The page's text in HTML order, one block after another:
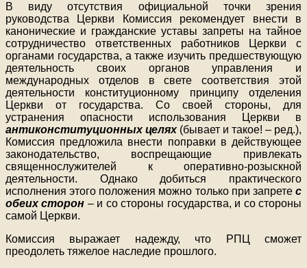
В виду отсутствия официальной точки зрения
руководства Церкви Комиссия рекомендует внести в
канонические и гражданские уставы запреты на тайное
сотрудничество ответственных работников Церкви с
органами государства, а также изучить предшествующую
деятельность своих органов управления и
международных отделов в свете соответствия этой
деятельности конституционному принципу отделения
Церкви от государства. Со своей стороны, для
устранения опасности использования Церкви в
антиконституционных целях(бывает и такое! – ред.),
Комиссия предложила внести поправки в действующее
законодательство, воспрещающие привлекать
священнослужителей к оперативно-розыскной
деятельности. Однако добиться практического
исполнения этого положения можно только при запрете с
обеих сторон – и со стороны государства, и со стороны
самой Церкви.
Комиссия выражает надежду, что РПЦ сможет
преодолеть тяжелое наследие прошлого.